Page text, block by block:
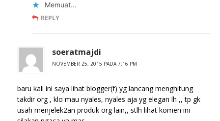
Memuat...
REPLY
soeratmajdi
NOVEMBER 25, 2015 PADA 7:16 PM
baru kali ini saya lihat blogger(f) yg lancang menghitung
takdir org , klo mau nyales, nyales aja yg elegan lh ,, tp gk
usah menjelek2an produk org lain,, stlh lihat komen ini